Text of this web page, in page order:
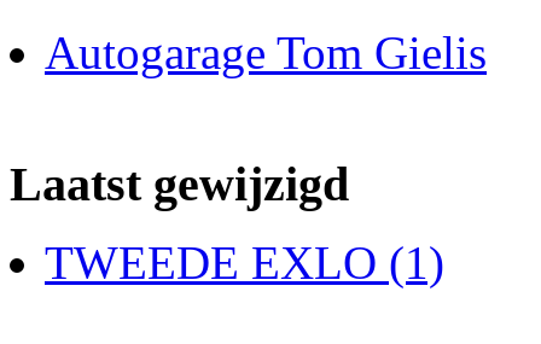
Autogarage Tom Gielis
Laatst gewijzigd
TWEEDE EXLO (1)